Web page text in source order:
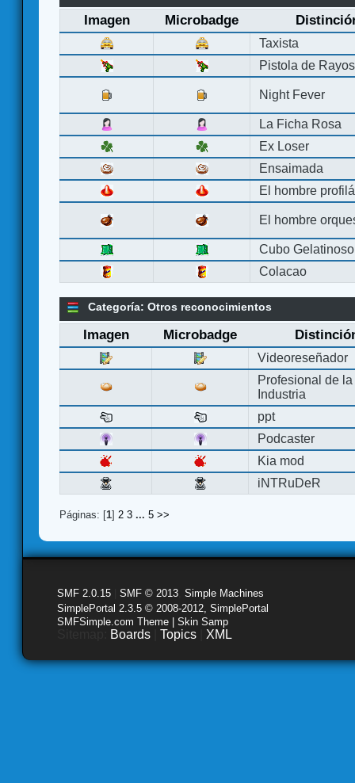
Imagen Microbadge
Taxista
Pistola de Rayos
Night Fever
La Ficha Rosa
Ex Loser
Ensaimada
El hombre
El hombre
Cubo Gelatinoso
Colacao
Categoría: Otros reconocimientos
Imagen Microbadge
Videoreseñador
Profesional de la
Industria
ppt
Podcaster
Kia mod
iNTRuDeR
Páginas: [1] 2 3 ... 5 >>
SMF 2.0.15 SMF © 2013 Simple Machines
SimplePortal 2.3.5 © 2008-2012, SimplePortal
SMFSimple.com Theme | Skin Samp
Boards Topics XML